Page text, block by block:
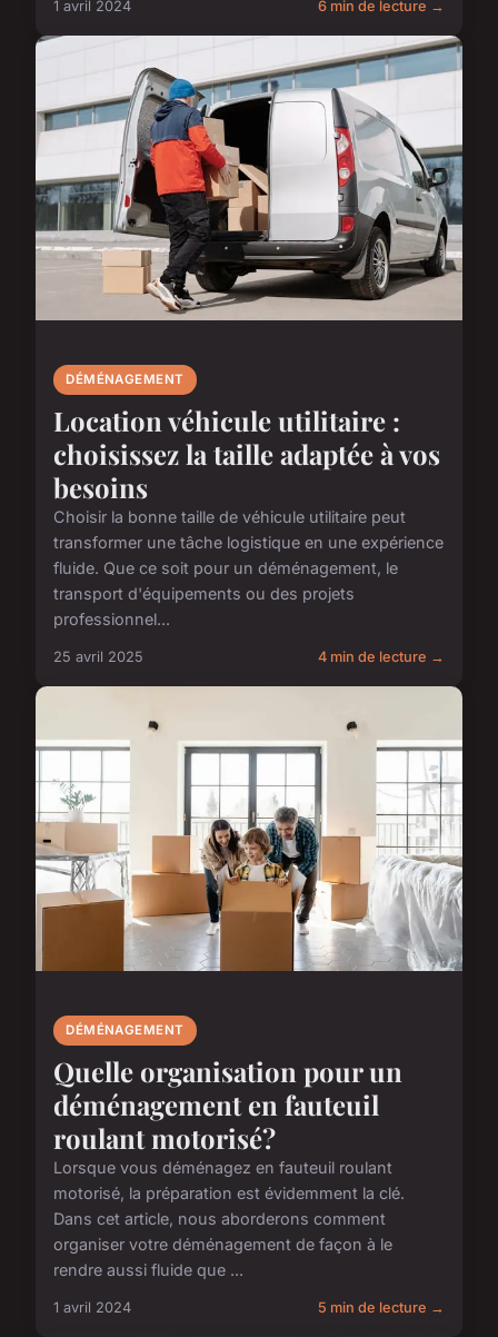
1 avril 2024 6 min de lecture →
DÉMÉNAGEMENT
Location véhicule utilitaire :
choisissez la taille adaptée à vos
besoins
Choisir la bonne taille de véhicule utilitaire peut
transformer une tâche logistique en une expérience
fluide. Que ce soit pour un déménagement, le
transport d'équipements ou des projets
professionnel...
25 avril 2025 4 min de lecture →
DÉMÉNAGEMENT
Quelle organisation pour un
déménagement en fauteuil
roulant motorisé?
Lorsque vous déménagez en fauteuil roulant
motorisé, la préparation est évidemment la clé.
Dans cet article, nous aborderons comment
organiser votre déménagement de façon à le
rendre aussi fluide que ...
1 avril 2024 5 min de lecture →